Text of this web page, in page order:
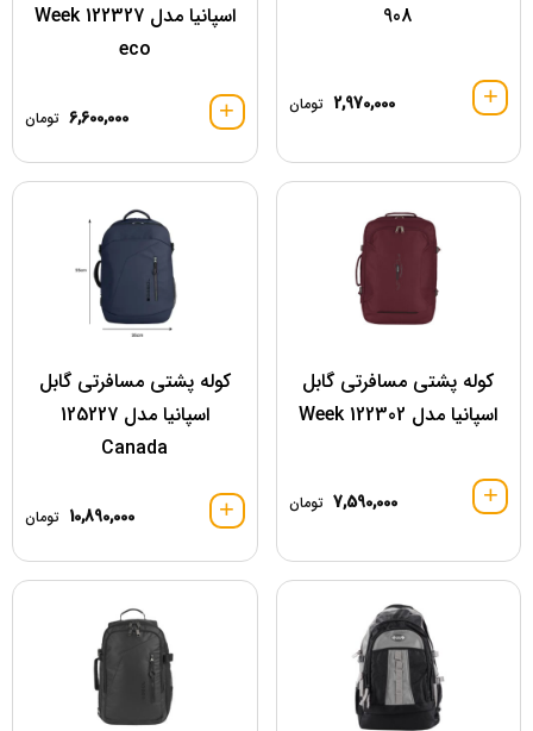
908
2,970,000 تومان
اسپانیا مدل 122327 Week
eco
6,600,000 تومان
کوله پشتی مسافرتی گابل
اسپانیا مدل 122302 Week
7,590,000 تومان
کوله پشتی مسافرتی گابل
اسپانیا مدل 125227
Canada
10,890,000 تومان